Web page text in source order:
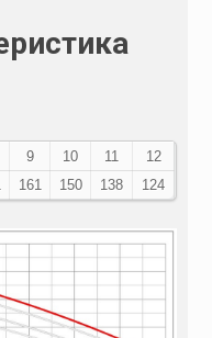
9 10 11
12
161 150 138 124